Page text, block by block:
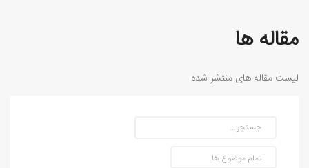
مقاله ها
لیست مقاله های منتشر شده